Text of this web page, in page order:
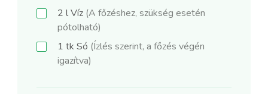
2 lVíz (A főzéshez, szükség esetén
pótolható)
1 tk Só (Ízlés szerint, a főzés végén
igazítva)